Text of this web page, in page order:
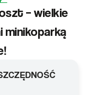
– wielkie
minikoparką